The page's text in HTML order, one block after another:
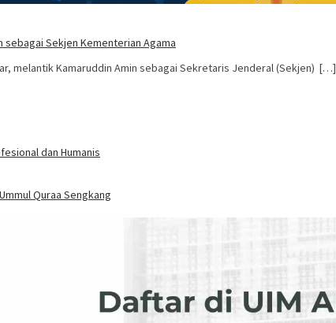
sebagai Sekjen Kementerian Agama
melantik Kamaruddin Amin sebagai Sekretaris Jenderal (Sekjen) […]
dan Humanis
Quraa Sengkang